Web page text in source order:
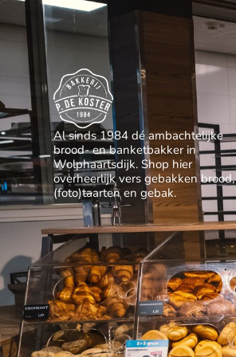
Al sinds 1984 dé ambachtelijke
brood- en banketbakker in
Wolphaartsdijk. Shop hier
overheerlijk vers gebakken brood,
(foto)taarten en gebak.